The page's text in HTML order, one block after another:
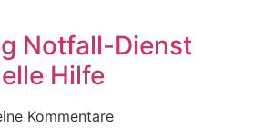
Notfall-Dienst
Hilfe
Kommentare